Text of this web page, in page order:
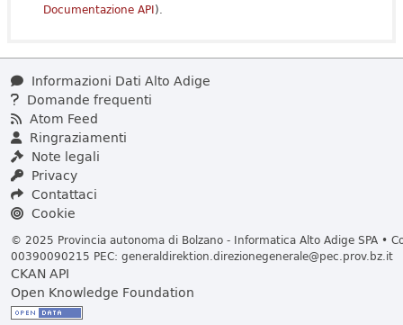
Documentazione API).
Informazioni Dati Alto Adige
Domande frequenti
Atom Feed
Ringraziamenti
Note legali
Privacy
Contattaci
Cookie
© 2025 Provincia autonoma di Bolzano - Informatica Alto Adige SPA •
00390090215 PEC: generaldirektion.direzionegenerale@pec.prov.bz.it
CKAN API
Open Knowledge Foundation